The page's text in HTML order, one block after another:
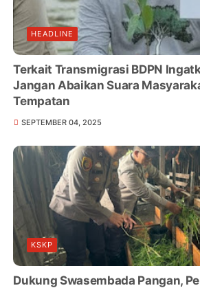
HEADLINE
Terkait Transmigrasi BDPN
Jangan Abaikan Suara
Tempatan
SEPTEMBER 04, 2025
KSKP
Dukung Swasembada Pangan,